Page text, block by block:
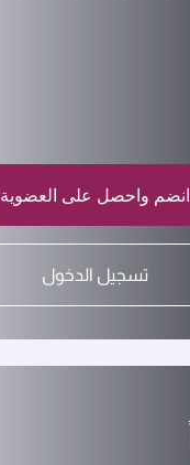
انضم واحصل على العضوية
تسجيل الدخول